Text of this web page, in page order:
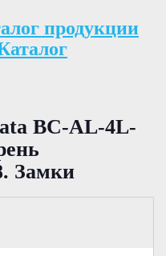
продукции
BC-AL-4L-
Замки